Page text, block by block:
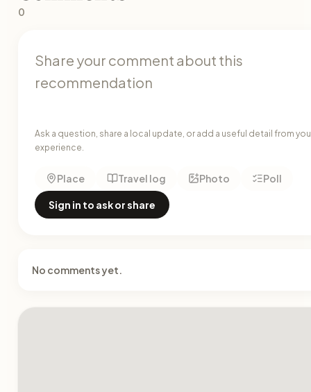
0
Ask a question, share a local update, or add a useful detail from
experience.
Place Travel log Photo Poll
Sign in to ask or share
No comments yet.